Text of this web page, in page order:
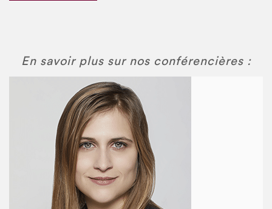
En savoir plus sur nos conférencières :